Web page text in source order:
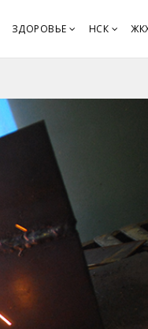
ЗДОРОВЬЕ НСК